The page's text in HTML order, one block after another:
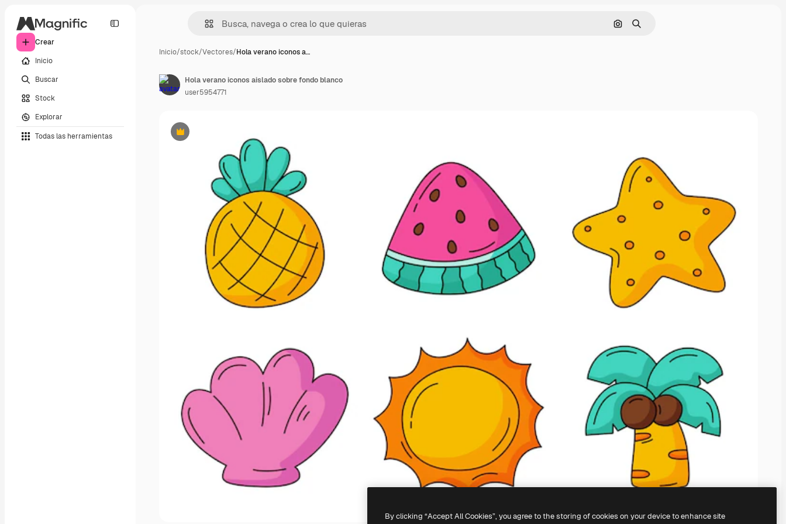
Crear
Inicio
Buscar
Stock
Explorar
Todas las herramientas
Buscar por imagen
Buscar
Inicio/stock/Vectores/Hola verano iconos a…
Premium
Hola verano iconos aislado sobre fondo blanco
user5954771
By clicking “Accept All Cookies”, you agree to the storing of cookies on your device to enhance site